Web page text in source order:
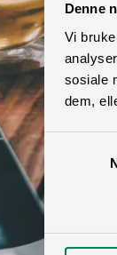
Denne
Vi
sosiale
dem,